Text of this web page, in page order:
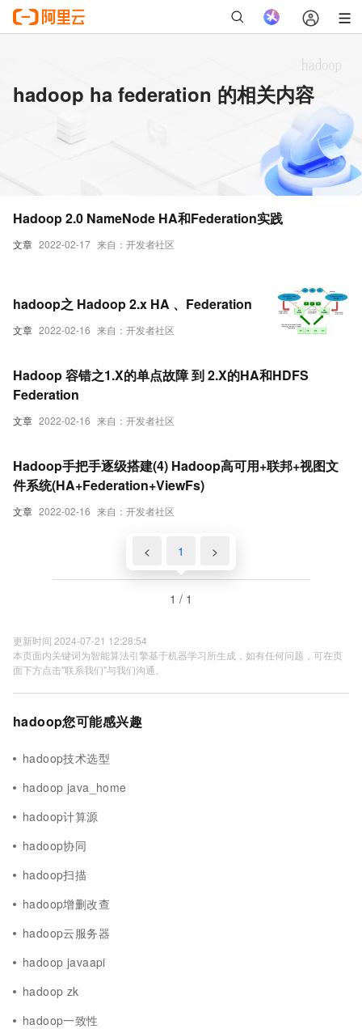
hadoop ha federation 的相关内容
文章 2022-02-17 来自：开发者社区
Hadoop 2.0 NameNode HA和Federation实践
文章 2022-02-16 来自：开发者社区
hadoop之 Hadoop 2.x HA 、Federation
文章 2022-02-16 来自：开发者社区
Hadoop 容错之1.X的单点故障 到 2.X的HA和HDFS
Federation
文章 2022-02-16 来自：开发者社区
Hadoop手把手逐级搭建(4) Hadoop高可用+联邦+视图文
件系统(HA+Federation+ViewFs)
< 1 >
1 / 1
更新时间 2024-07-21 12:28:54
本页面内关键词为智能算法引擎基于机器学习所生成，如有任何问题，可在页
面下方点击"联系我们"与我们沟通。
hadoop您可能感兴趣
hadoop技术选型
hadoop java_home
hadoop计算源
hadoop协同
hadoop扫描
hadoop增删改查
hadoop云服务器
hadoop javaapi
hadoop zk
hadoop一致性